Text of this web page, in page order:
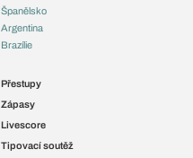
Španělsko
Argentina
Brazílie
Přestupy
Zápasy
Livescore
Tipovací soutěž